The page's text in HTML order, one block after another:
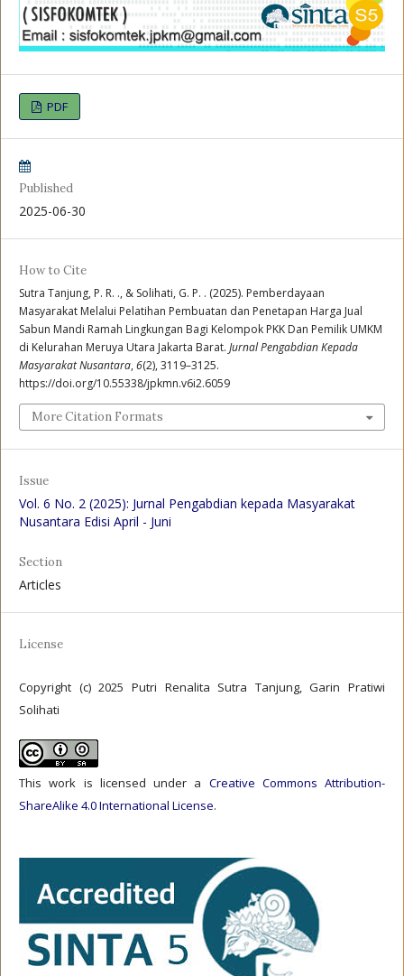
PDF
Published
2025-06-30
How to Cite
Sutra Tanjung, P. R. ., & Solihati, G. P. . (2025). Pemberdayaan
Masyarakat Melalui Pelatihan Pembuatan dan Penetapan Harga Jual
Sabun Mandi Ramah Lingkungan Bagi Kelompok PKK Dan Pemilik UMKM
di Kelurahan Meruya Utara Jakarta Barat. Jurnal Pengabdian Kepada
Masyarakat Nusantara, 6(2), 3119–3125.
https://doi.org/10.55338/jpkmn.v6i2.6059
More Citation Formats
Issue
Vol. 6 No. 2 (2025): Jurnal Pengabdian kepada Masyarakat
Nusantara Edisi April - Juni
Section
Articles
License
Copyright (c) 2025 Putri Renalita Sutra Tanjung, Garin Pratiwi
Solihati
This work is licensed under a Creative Commons Attribution-
ShareAlike 4.0 International License.